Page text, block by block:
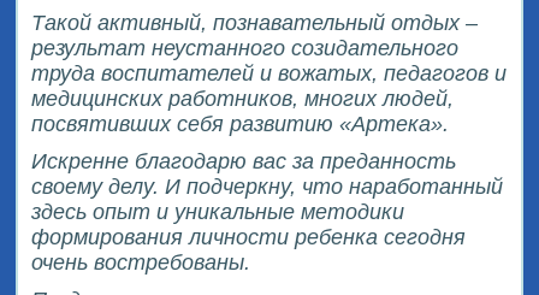
Такой активный, познавательный отдых –
результат неустанного созидательного
труда воспитателей и вожатых, педагогов и
медицинских работников, многих людей,
посвятивших себя развитию «Артека».
Искренне благодарю вас за преданность
своему делу. И подчеркну, что наработанный
здесь опыт и уникальные методики
формирования личности ребенка сегодня
очень востребованы.